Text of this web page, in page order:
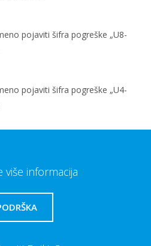
pojaviti šifra pogreške „U8-
pojaviti šifra pogreške „U4-
više informacija